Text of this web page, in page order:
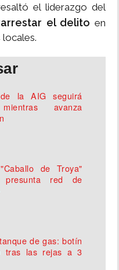
el liderazgo del
el delito en
la AIG seguirá
avanza
de Troya"
presunta red de
de gas: botín
tras las rejas a 3